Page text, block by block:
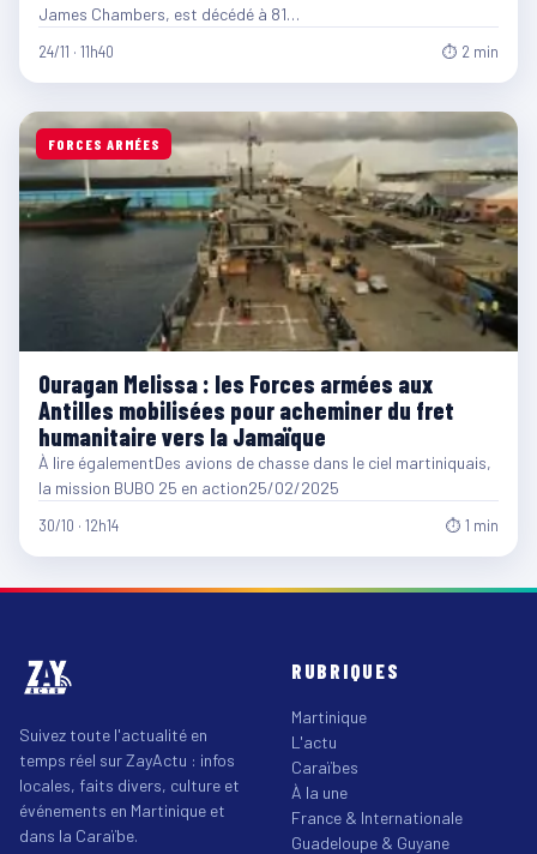
James Chambers, est décédé à 81…
24/11 · 11h40 ⏱ 2 min
FORCES ARMÉES
Ouragan Melissa : les Forces armées aux
Antilles mobilisées pour acheminer du fret
humanitaire vers la Jamaïque
À lire égalementDes avions de chasse dans le ciel martiniquais,
la mission BUBO 25 en action25/02/2025
30/10 · 12h14 ⏱ 1 min
Suivez toute l'actualité en
temps réel sur ZayActu : infos
locales, faits divers, culture et
événements en Martinique et
dans la Caraïbe.
RUBRIQUES
Martinique
L'actu
Caraïbes
À la une
France & Internationale
Guadeloupe & Guyane